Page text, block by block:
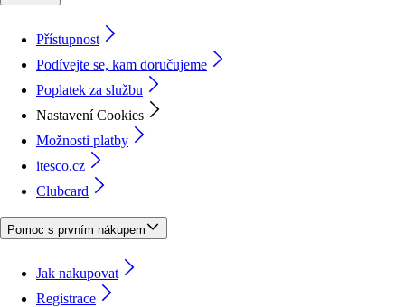
Přístupnost
Podívejte se, kam doručujeme
Poplatek za službu
Nastavení Cookies
Možnosti platby
itesco.cz
Clubcard
Pomoc s prvním nákupem
Jak nakupovat
Registrace